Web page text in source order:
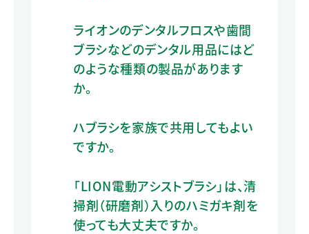
ライオンのデンタルフロスや歯間
ブラシなどのデンタル用品にはど
のような種類の製品があります
か。
ハブラシを家族で共用してもよい
ですか。
「LION電動アシストブラシ」は、清
掃剤（研磨剤）入りのハミガキ剤を
使っても大丈夫ですか。